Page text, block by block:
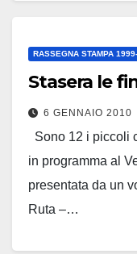
RASSEGNA STAMPA
Stasera le
6 GENNAIO 2010
Sono 12 i piccoli
in programma al
presentata da un
Ruta –…